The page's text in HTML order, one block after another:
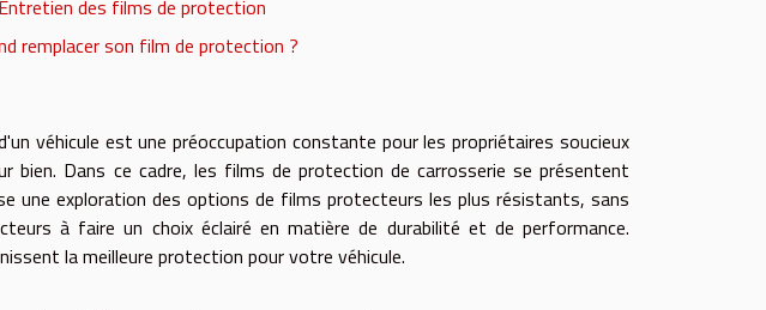
Entretien des films de protection
remplacer son film de protection ?
véhicule est une préoccupation constante pour les propriétaires soucieux
bien. Dans ce cadre, les films de protection de carrosserie se présentent
une exploration des options de films protecteurs les plus résistants, sans
à faire un choix éclairé en matière de durabilité et de performance.
la meilleure protection pour votre véhicule.